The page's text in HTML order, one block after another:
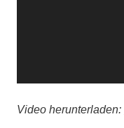
Video herunterladen: